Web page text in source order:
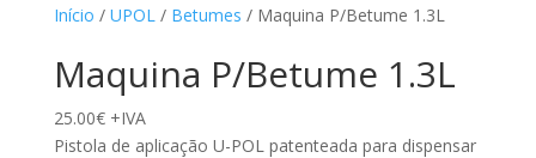
Início / UPOL/ Betumes / Maquina P/Betume 1.3L
Maquina P/Betume 1.3L
25.00€ +IVA
Pistola de aplicação U-POL patenteada para dispensar